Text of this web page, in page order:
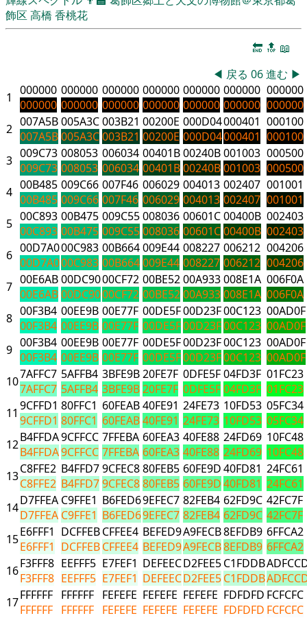
飾区 高橋 香桃花
🔚 🔝 📖
◀ 戻る 06進む ▶
1
000000
000000
000000
000000
000000
000000
000000
000000
000000
000000
000000
000000
000000
000000
2 007A5B
007A5B
005A3C
005A3C
003B21
003B21
00200E
00200E
000D04
000D04
000401
000401
000100
000100
3 009C73
009C73
008053
008053
006034
006034
00401B
00401B
00240B
00240B
001003
001003
000500
000500
4 00B485
00B485
009C66
009C66
007F46
007F46
006029
006029
004013
004013
002407
002407
001001
001001
5 00C893
00C893
00B475
00B475
009C55
009C55
008036
008036
00601C
00601C
00400B
00400B
002403
002403
6 00D7A0
00D7A0
00C983
00C983
00B664
00B664
009E44
009E44
008227
008227
006212
006212
004206
004206
7 00E6AB
00E6AB
00DC90
00DC90
00CF72
00CF72
00BE52
00BE52
00A933
00A933
008E1A
008E1A
006F0A
006F0A
8 00F3B4
00F3B4
00EE9B
00EE9B
00E77F
00E77F
00DE5F
00DE5F
00D23F
00D23F
00C123
00C123
00AD0F
00AD0F
9 00F3B4
00F3B4
00EE9B
00EE9B
00E77F
00E77F
00DE5F
00DE5F
00D23F
00D23F
00C123
00C123
00AD0F
00AD0F
107AFFC7
7AFFC7
5AFFB4
5AFFB4
3BFE9B
3BFE9B
20FE7F
20FE7F
0DFE5F
0DFE5F
04FD3F
04FD3F
01FC23
01FC23
11 9CFFD1
9CFFD1
80FFC1
80FFC1
60FEAB
60FEAB
40FE91
40FE91
24FE73
24FE73
10FD53
10FD53
05FC34
05FC34
12B4FFDA
B4FFDA
9CFFCC
9CFFCC
7FFEBA
7FFEBA
60FEA3
60FEA3
40FE88
40FE88
24FD69
24FD69
10FC48
10FC48
13C8FFE2
C8FFE2
B4FFD7
B4FFD7
9CFEC8
9CFEC8
80FEB5
80FEB5
60FE9D
60FE9D
40FD81
40FD81
24FC61
24FC61
14D7FFEA
D7FFEA
C9FFE1
C9FFE1
B6FED6
B6FED6
9EFEC7
9EFEC7
82FEB4
82FEB4
62FD9C
62FD9C
42FC7F
42FC7F
15E6FFF1
E6FFF1
DCFFEB
DCFFEB
CFFEE4
CFFEE4
BEFED9
BEFED9
A9FECB
A9FECB
8EFDB9
8EFDB9
6FFCA2
6FFCA2
16F3FFF8
F3FFF8
EEFFF5
EEFFF5
E7FEF1
E7FEF1
DEFEEC
DEFEEC
D2FEE5
D2FEE5
C1FDDB
C1FDDB
17FFFFFF
FFFFFF
FFFFFF
FFFFFF
FEFEFE
FEFEFE
FEFEFE
FEFEFE
FEFEFE
FEFEFE
FDFDFD
FDFDFD
FCFCFC
FCFCFC